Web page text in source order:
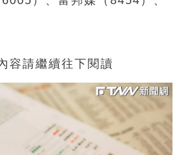
容請繼續往下閱讀